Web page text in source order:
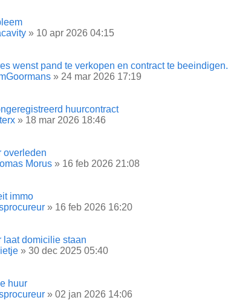
» 10 apr 2026 04:15
wenst pand te verkopen en contract te beeindigen.
» 24 mar 2026 17:19
huurcontract
» 18 mar 2026 18:46
overleden
Morus » 16 feb 2026 21:08
immo
» 16 feb 2026 16:20
laat domicilie staan
» 30 dec 2025 05:40
huur
» 02 jan 2026 14:06